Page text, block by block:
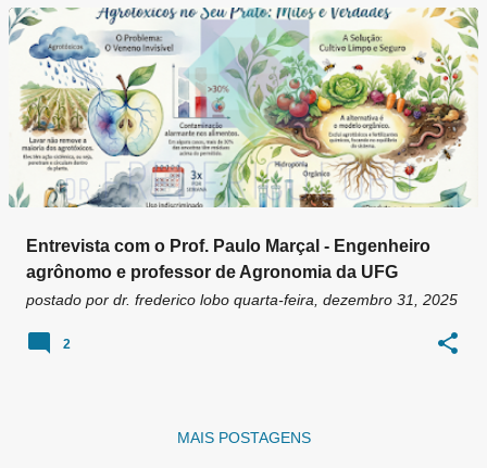
g
e
Entrevista com o Prof. Paulo Marçal - Engenheiro
agrônomo e professor de Agronomia da UFG
postado por dr. frederico lobo quarta-feira, dezembro 31, 2025
2
MAIS POSTAGENS